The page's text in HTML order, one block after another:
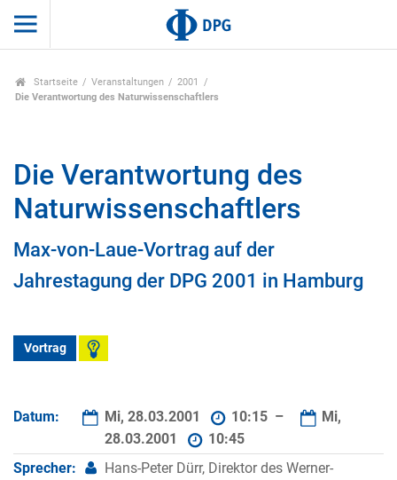
Startseite Veranstaltungen
2001
Die Verantwortung des Naturwissenschaftlers
Die Verantwortung des
Naturwissenschaftlers
Max-von-Laue-Vortrag auf der
Jahrestagung der DPG 2001 in Hamburg
Vortrag
Datum: Mi, 28.03.2001 10:15 –
Mi,
28.03.2001
10:45
Sprecher:
Hans-Peter Dürr, Direktor des Werner-